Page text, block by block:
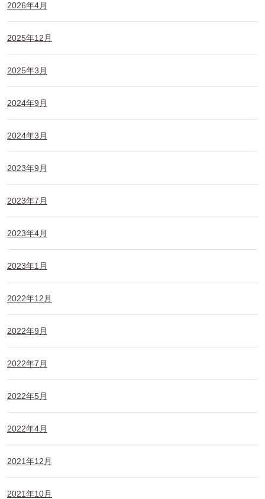
2026年4月
2025年12月
2025年3月
2024年9月
2024年3月
2023年9月
2023年7月
2023年4月
2023年1月
2022年12月
2022年9月
2022年7月
2022年5月
2022年4月
2021年12月
2021年10月